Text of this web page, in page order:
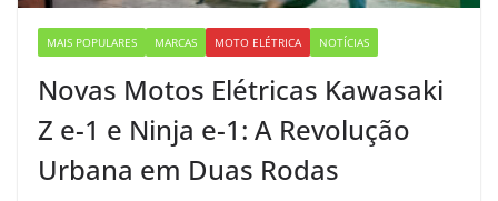
MAIS POPULARES MARCAS MOTO ELÉTRICA NOTÍCIAS
Novas Motos Elétricas Kawasaki
Z e-1 e Ninja e-1: A Revolução
Urbana em Duas Rodas